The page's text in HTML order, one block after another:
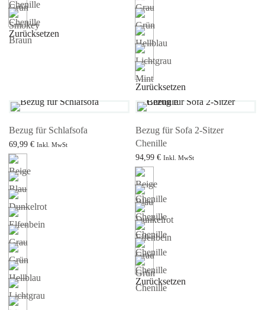
Zurücksetzen
Zurücksetzen
Bezug für Schlafsofa
69,99 € Inkl. MwSt
Ausführung wählen
Bezug für Sofa 2-Sitzer
Chenille
94,99 € Inkl. MwSt
Ausführung wählen
Zurücksetzen